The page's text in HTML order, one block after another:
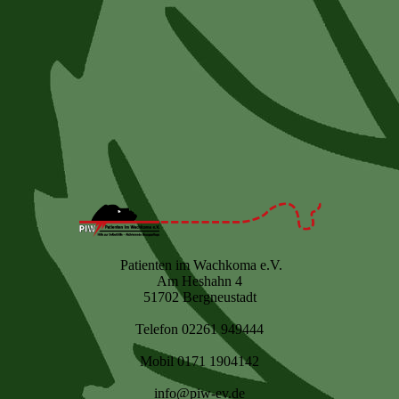
Patienten im Wachkoma e.V.
Am Heshahn 4
51702 Bergneustadt
Telefon 02261 949444
Mobil 0171 1904142
info@piw-ev.de